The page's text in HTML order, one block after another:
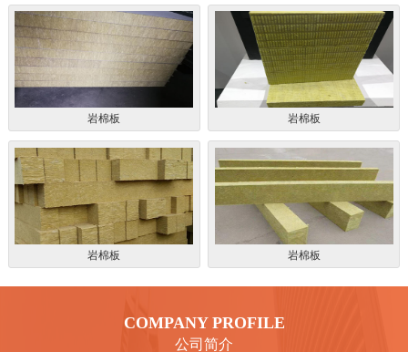
岩棉板 岩棉板
岩棉板 岩棉板
COMPANY PROFILE
公司简介